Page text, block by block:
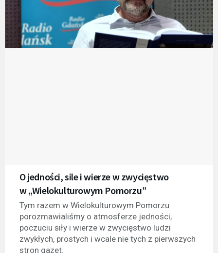
O jedności, sile i wierze w zwycięstwo
w „Wielokulturowym Pomorzu”
Tym razem w Wielokulturowym Pomorzu
porozmawialiśmy o atmosferze jedności,
poczuciu siły i wierze w zwycięstwo ludzi
zwykłych, prostych i wcale nie tych z pierwszych
stron gazet.